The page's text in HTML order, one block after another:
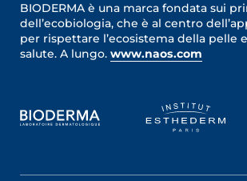
BIODERMA è una marca fondata sui
dell’ecobiologia, che è al centro
per rispettare l’ecosistema della pelle
salute. A lungo. www.naos.com